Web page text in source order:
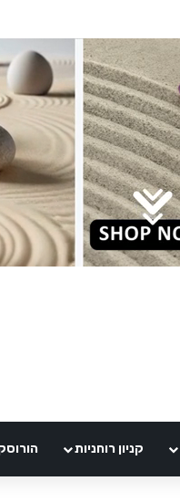
קניון רוחניות